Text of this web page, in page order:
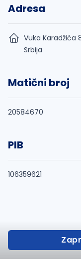
Adresa
Vuka Karadžića
Srbija
Matični broj
20584670
PIB
106359621